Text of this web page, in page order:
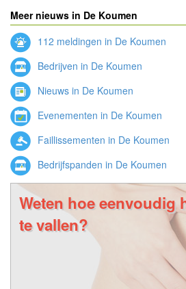
Meer nieuws in De Koumen
112 meldingen in De Koumen
Bedrijven in De Koumen
Nieuws in De Koumen
Evenementen in De Koumen
Faillissementen in De Koumen
Bedrijfspanden in De Koumen
Weten hoe eenvoudig
te vallen?